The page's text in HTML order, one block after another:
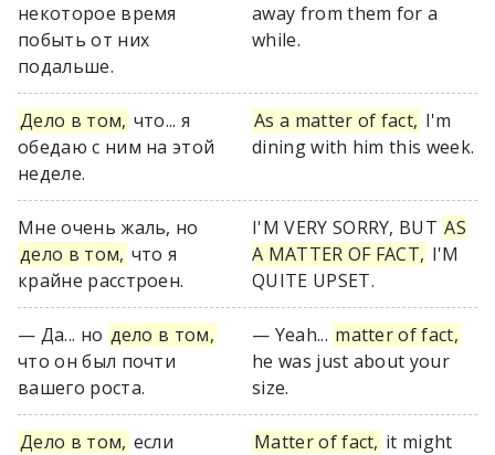
некоторое время
побыть от них
подальше.
away from them for a
while.
Дело в том, что... я
обедаю с ним на этой
неделе.
As a matter of fact, I'm
dining with him this week.
Мне очень жаль, но
дело в том, что я
крайне расстроен.
I'M VERY SORRY, BUT AS
A MATTER OF FACT, I'M
QUITE UPSET.
— Да... но дело в том,
что он был почти
вашего роста.
— Yeah... matter of fact,
he was just about your
size.
Дело в том, если
Matter of fact, it might